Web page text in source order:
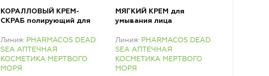
КОРАЛЛОВЫЙ КРЕМ-
СКРАБ полирующий для
Линия PHARMACOS DEAD
SEA АПТЕЧНАЯ
КОСМЕТИКА МЕРТВОГО
МОРЯ
МЯГКИЙ КРЕМ для
умывания лица
Линия PHARMACOS DEAD
SEA АПТЕЧНАЯ
КОСМЕТИКА МЕРТВОГО
МОРЯ